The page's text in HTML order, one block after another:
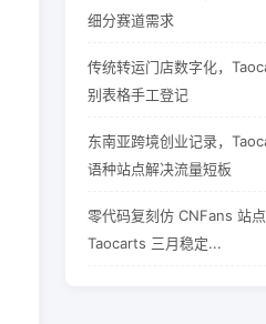
细分赛道需求
传统转运门店数字化，
别表格手工登记
东南亚跨境创业记录，
语种站点解决流量短板
零代码复刻仿 CNFans 站点
Taocarts 三月稳定...